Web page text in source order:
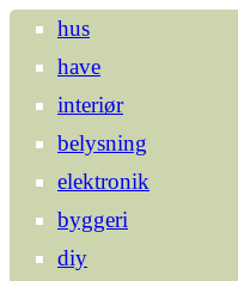
hus
have
interiør
belysning
elektronik
byggeri
diy